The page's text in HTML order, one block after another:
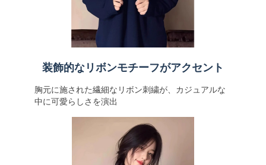
装飾的なリボンモチーフがアクセント
胸元に施された繊細なリボン刺繍が、カジュアルな
中に可愛らしさを演出